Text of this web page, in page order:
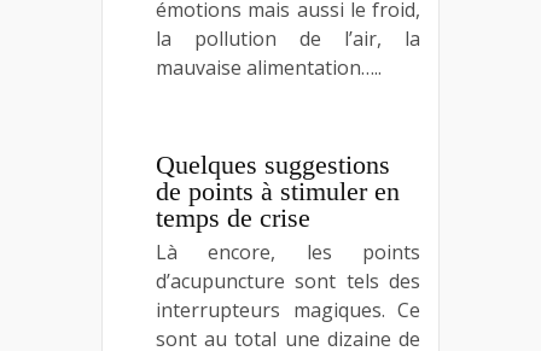
émotions mais aussi le froid,
la pollution de l’air, la
mauvaise alimentation…..
Quelques suggestions
de points à stimuler en
temps de crise
Là encore, les points
d’acupuncture sont tels des
interrupteurs magiques. Ce
sont au total une dizaine de